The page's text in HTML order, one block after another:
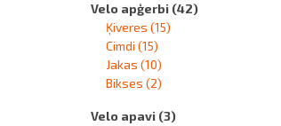
Velo apģerbi (42)
Ķiveres (15)
Cimdi (15)
Jakas (10)
Bikses (2)
Velo apavi (3)